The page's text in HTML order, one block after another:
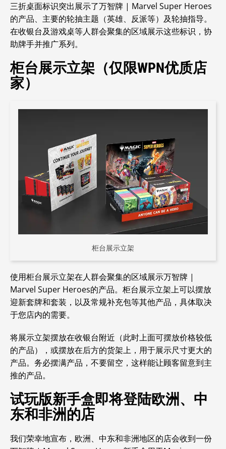
三折桌面标识突出展示了万智牌 | Marvel Super Heroes
的产品、主要的轮抽主题（英雄、反派等）及轮抽指导。
在收银台及游戏桌等人群会聚集的区域展示这些标识，协
助牌手并推广系列。
柜台展示立架（仅限WPN优质店
家）
柜台展示立架
使用柜台展示立架在人群会聚集的区域展示万智牌 |
Marvel Super Heroes的产品。柜台展示立架上可以摆放
迎新套牌和套装，以及常规补充包等其他产品，具体取决
于您店内的需要。
将展示立架摆放在收银台附近（此时上面可摆放价格较低
的产品），或摆放在后方的货架上，用于展示尺寸更大的
产品。务必摆满产品，不要留空，这样能让顾客留意到主
推的产品。
试玩版新手盒即将登陆欧洲、中
东和非洲的店
我们荣幸地宣布，欧洲、中东和非洲地区的店会收到一份